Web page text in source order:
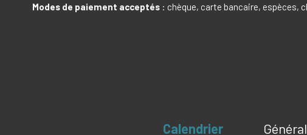
Modes de paiement acceptés: chèque, carte bancaire, espèces,
Calendrier Général